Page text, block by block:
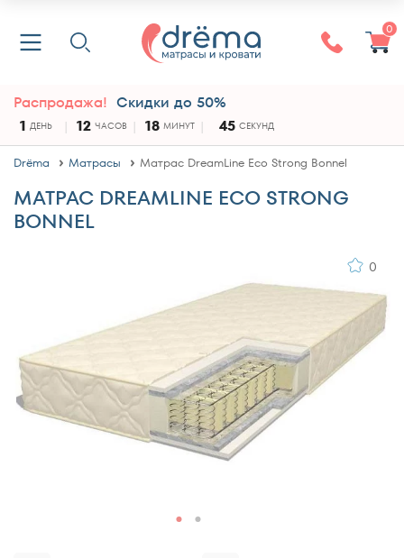
0
Распродажа! Скидки до 50%
1 ДЕНЬ 12 ЧАСОВ 18 МИНУТ 45 СЕКУНД
Drёma Матрасы Матрас DreamLine Eco Strong Bonnel
МАТРАС DREAMLINE ECO STRONG
BONNEL
0